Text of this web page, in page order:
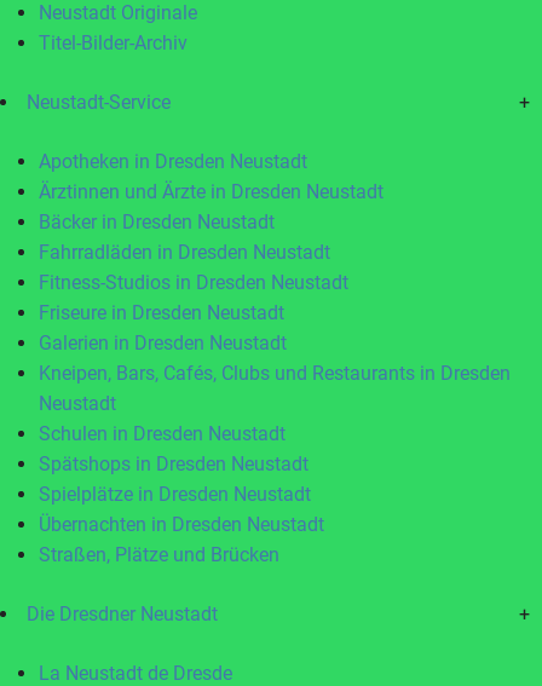
Neustadt Originale
Titel-Bilder-Archiv
Neustadt-Service +
Apotheken in Dresden Neustadt
Ärztinnen und Ärzte in Dresden Neustadt
Bäcker in Dresden Neustadt
Fahrradläden in Dresden Neustadt
Fitness-Studios in Dresden Neustadt
Friseure in Dresden Neustadt
Galerien in Dresden Neustadt
Kneipen, Bars, Cafés, Clubs und Restaurants in Dresden
Neustadt
Schulen in Dresden Neustadt
Spätshops in Dresden Neustadt
Spielplätze in Dresden Neustadt
Übernachten in Dresden Neustadt
Straßen, Plätze und Brücken
Die Dresdner Neustadt +
La Neustadt de Dresde